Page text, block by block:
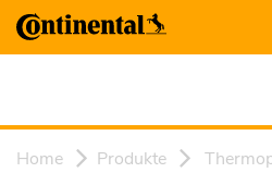
Home Produkte